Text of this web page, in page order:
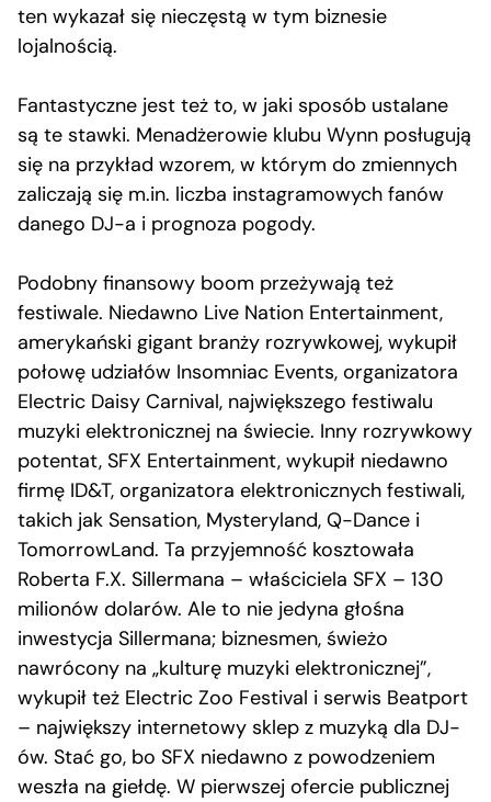
ten wykazał się nieczęstą w tym biznesie
lojalnością.
Fantastyczne jest też to, w jaki sposób ustalane
są te stawki. Menadżerowie klubu Wynn posługują
się na przykład wzorem, w którym do zmiennych
zaliczają się m.in. liczba instagramowych fanów
danego DJ-a i prognoza pogody.
Podobny finansowy boom przeżywają też
festiwale. Niedawno Live Nation Entertainment,
amerykański gigant branży rozrywkowej, wykupił
połowę udziałów Insomniac Events, organizatora
Electric Daisy Carnival, największego festiwalu
muzyki elektronicznej na świecie. Inny rozrywkowy
potentat, SFX Entertainment, wykupił niedawno
firmę ID&T, organizatora elektronicznych festiwali,
takich jak Sensation, Mysteryland, Q-Dance i
TomorrowLand. Ta przyjemność kosztowała
Roberta F.X. Sillermana – właściciela SFX – 130
milionów dolarów. Ale to nie jedyna głośna
inwestycja Sillermana; biznesmen, świeżo
nawrócony na „kulturę muzyki elektronicznej”,
wykupił też Electric Zoo Festival i serwis Beatport
– największy internetowy sklep z muzyką dla DJ-
ów. Stać go, bo SFX niedawno z powodzeniem
weszła na giełdę. W pierwszej ofercie publicznej